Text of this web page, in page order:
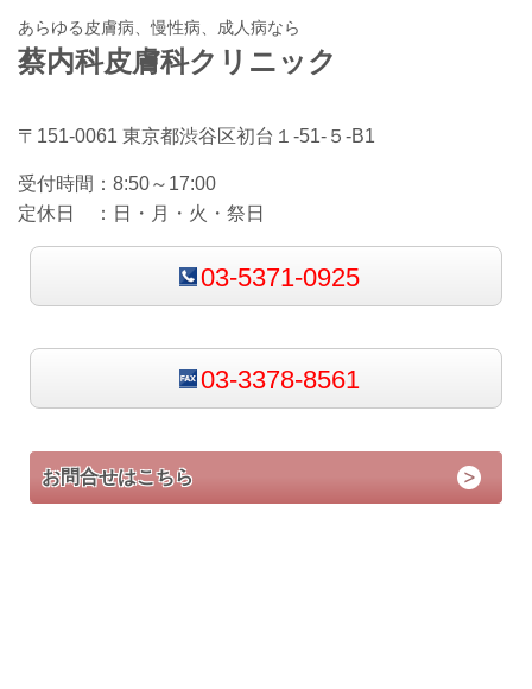
あらゆる皮膚病、慢性病、成人病なら
蔡内科皮膚科クリニック
〒151-0061 東京都渋谷区初台１-51-５-B1
受付時間：8:50～17:00
定休日 ：日・ 月・火・祭日
03-5371-0925
03-3378-8561
お問合せはこちら